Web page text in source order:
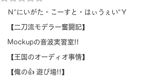
Ｎ”にいがた・こーすと・はぃうぇい”Ｙ
【二刀流モデラー奮闘記】
Mockupの音波実習室!!
【王国のオーディオ事情】
【俺の👍 遊び場!!】